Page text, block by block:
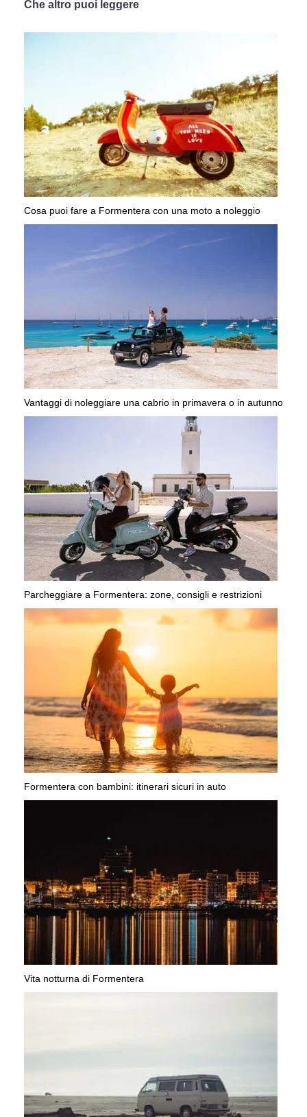
Che altro puoi leggere
Cosa puoi fare a Formentera con una moto a noleggio
Vantaggi di noleggiare una cabrio in primavera o in autunno
Parcheggiare a Formentera: zone, consigli e restrizioni
Formentera con bambini: itinerari sicuri in auto
Vita notturna di Formentera